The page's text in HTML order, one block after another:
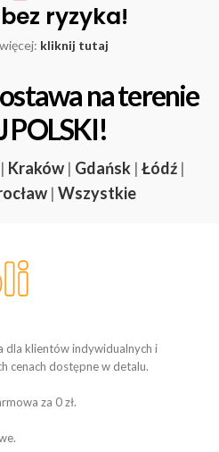
ryzyka!
kliknij tutaj
na terenie
POLSKI!
| Kraków | Gdańsk | Łódź |
| Wszystkie
klientów indywidualnych i
cenach dostępne w detalu.
za 0 zł.